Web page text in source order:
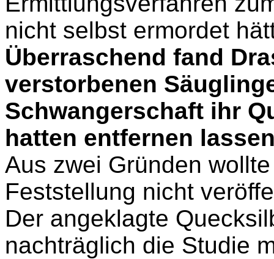
nicht selbst ermordet
Überraschend fand
verstorbenen
Schwangerschaft ihr
hatten entfernen
Aus zwei Gründen
Feststellung nicht
Der angeklagte
nachträglich die Studie